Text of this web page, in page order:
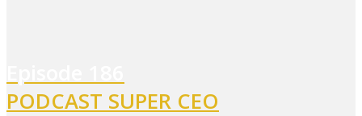
PODCAST SUPER CEO